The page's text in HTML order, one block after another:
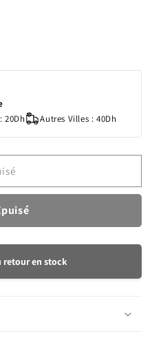
20Dh
Autres Villes : 40Dh
retour en stock